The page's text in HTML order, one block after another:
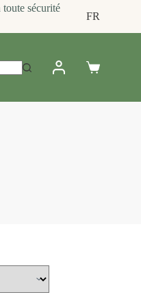
sécurité
FR